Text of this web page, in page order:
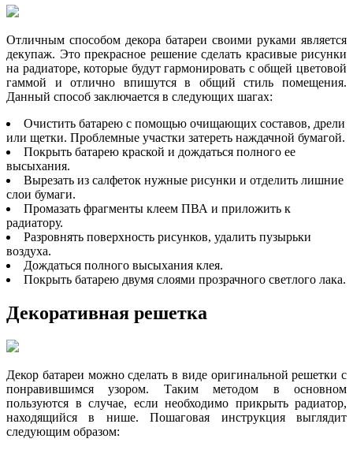
Отличным способом декора батареи своими руками является
декупаж. Это прекрасное решение сделать красивые рисунки
на радиаторе, которые будут гармонировать с общей цветовой
гаммой и отлично впишутся в общий стиль помещения.
Данный способ заключается в следующих шагах:
Очистить батарею с помощью очищающих составов, дрели
или щетки. Проблемные участки затереть наждачной бумагой.
Покрыть батарею краской и дождаться полного ее
высыхания.
Вырезать из салфеток нужные рисунки и отделить лишние
слои бумаги.
Промазать фрагменты клеем ПВА и приложить к
радиатору.
Разровнять поверхность рисунков, удалить пузырьки
воздуха.
Дождаться полного высыхания клея.
Покрыть батарею двумя слоями прозрачного светлого лака.
Декоративная решетка
Декор батареи можно сделать в виде оригинальной решетки с
понравившимся узором. Таким методом в основном
пользуются в случае, если необходимо прикрыть радиатор,
находящийся в нише. Пошаговая инструкция выглядит
следующим образом: